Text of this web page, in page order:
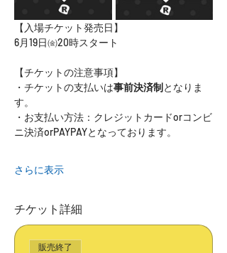
【入場チケット発売日】
6月19日㈮20時スタート
【チケットの注意事項】
・チケットの支払いは事前決済制となりま
す。
・お支払い方法：クレジットカードorコンビ
ニ決済orPAYPAYとなっております。
さらに表示
チケット詳細
販売終了